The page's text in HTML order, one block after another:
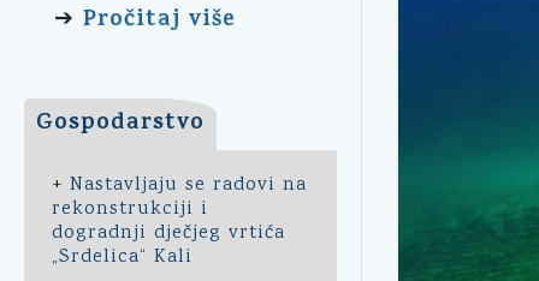
➔ Pročitaj više
Gospodarstvo
+ Nastavljaju se radovi na
rekonstrukciji i
dogradnji dječjeg vrtića
„Srdelica“ Kali